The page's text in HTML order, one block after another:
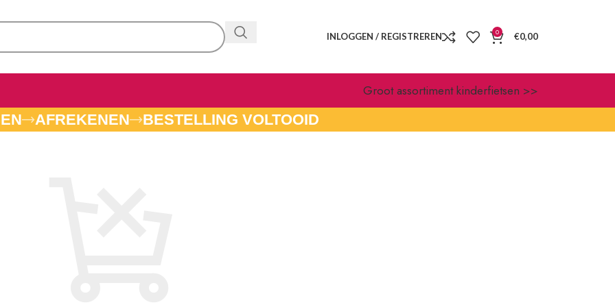
INLOGGEN / REGISTREREN 0 €0,00
Groot assortiment kinderfietsen >>
AFREKENEN BESTELLING VOLTOOID